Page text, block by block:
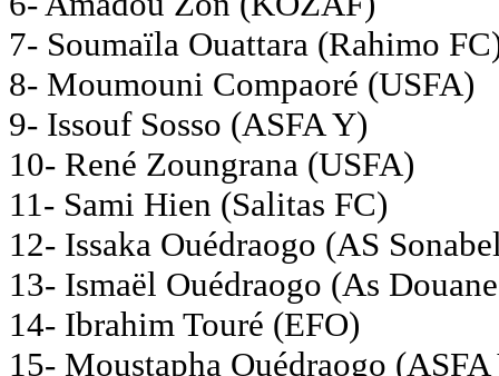
7- Soumaïla Ouattara (Rahimo
8- Moumouni Compaoré (USFA)
9- Issouf Sosso (ASFA Y)
10- René Zoungrana (USFA)
11- Sami Hien (Salitas FC)
12- Issaka Ouédraogo (AS
13- Ismaël Ouédraogo (As
14- Ibrahim Touré (EFO)
15- Moustapha Ouédraogo